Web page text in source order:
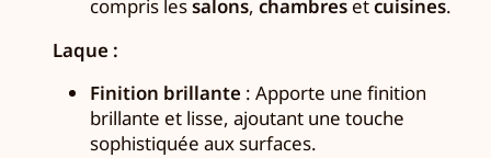
compris lessalons, chambresetcuisines.
Laque :
Finition brillante : Apporte une finition
brillante et lisse, ajoutant une touche
sophistiquée aux surfaces.